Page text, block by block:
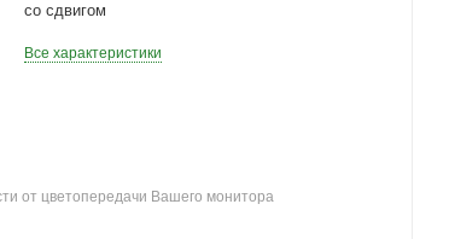
со сдвигом
Все характеристики
от цветопередачи Вашего монитора